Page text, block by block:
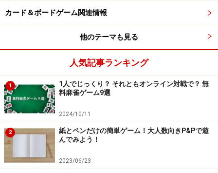
カード＆ボードゲーム関連情報
他のテーマも見る
人気記事ランキング
1
1人でじっくり？ それともオンライン対戦で？ 無
料麻雀ゲーム9選
2024/10/11
2
紙とペンだけの簡単ゲーム！大人数向きP&Pで遊
んでみよう！
2023/06/23